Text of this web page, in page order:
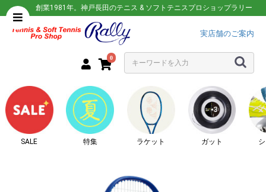
創業1981年。神戸長田のテニス & ソフトテニスプロショップラリー
実店舗のご案内
0
SALE 特集 ラケット ガット